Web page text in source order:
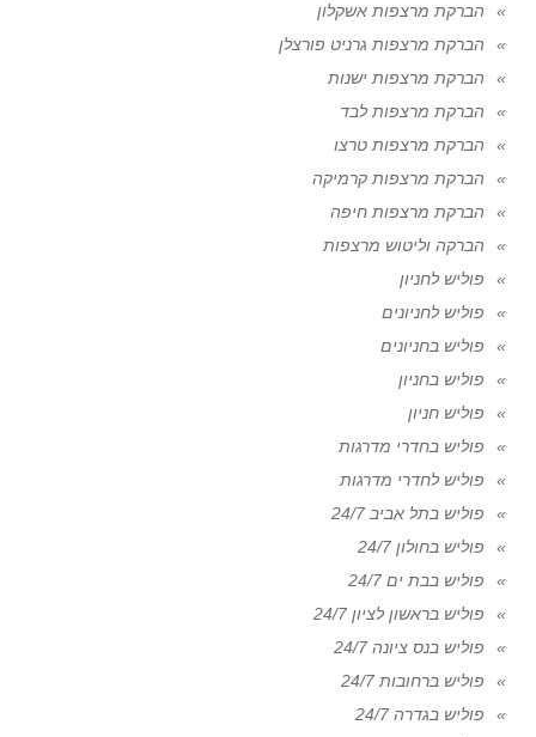
הברקת מרצפות אשקלון
הברקת מרצפות גרניט פורצלן
הברקת מרצפות ישנות
הברקת מרצפות לבד
הברקת מרצפות טרצו
הברקת מרצפות קרמיקה
הברקת מרצפות חיפה
הברקה וליטוש מרצפות
פוליש לחניון
פוליש לחניונים
פוליש בחניונים
פוליש בחניון
פוליש חניון
פוליש בחדרי מדרגות
פוליש לחדרי מדרגות
פוליש בתל אביב 24/7
פוליש בחולון 24/7
פוליש בבת ים 24/7
פוליש בראשון לציון 24/7
פוליש בנס ציונה 24/7
פוליש ברחובות 24/7
פוליש בגדרה 24/7